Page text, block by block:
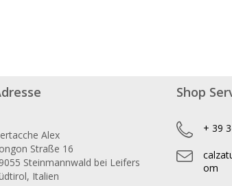
Alex
Straße 16
Steinmannwald bei Leifers
Italien
Shop
+ 39
om